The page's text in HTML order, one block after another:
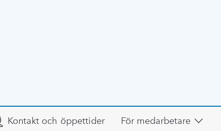
Kontakt och öppettider För medarbetare